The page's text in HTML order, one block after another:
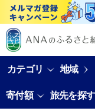
カテゴリ 地域
寄付額 旅先を探す